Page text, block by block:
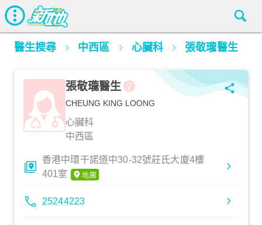
醫生搜尋 中西區 心臟科 張敬瓏醫生
張敬瓏醫生
CHEUNG KING LOONG
心臟科
中西區
香港中環干諾道中30-32號莊氏大廈4樓
401室
25244223